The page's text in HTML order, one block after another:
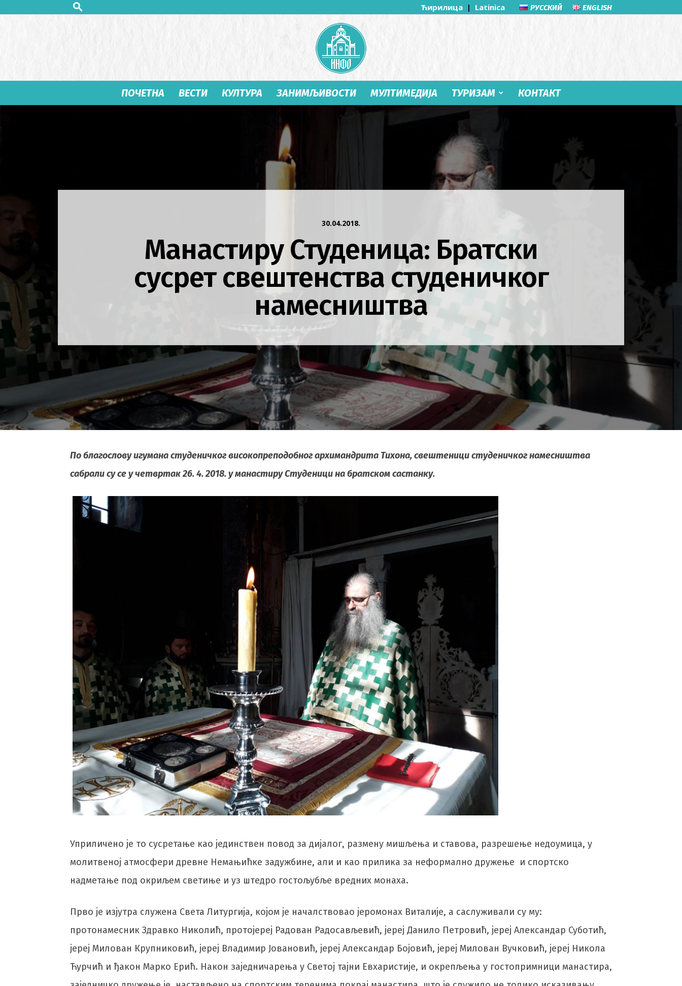
Ћирилица | Latinica РУССКИЙ ENGLISH
Студеница
ПОЧЕТНА ВЕСТИ КУЛТУРА ЗАНИМЉИВОСТИ МУЛТИМЕДИЈА ТУРИЗАМ КОНТАКТ
30.04.2018.
Манастиру Студеница: Братски
сусрет свештенства студеничког
намесништва
По благослову игумана студеничког високопреподобног архимандрита Тихона, свештеници студеничког намесништва
сабрали су се у четвртак 26. 4. 2018. у манастиру Студеници на братском састанку.
Уприличено је то сусретање као јединствен повод за дијалог, размену мишљења и ставова, разрешење недоумица, у
молитвеној атмосфери древне Немањићке задужбине, али и као прилика за неформално дружење и спортско
надметање под окриљем светиње и уз штедро гостољубље вредних монаха.
Прво је изјутра служена Света Литургија, којом је началствовао јеромонах Виталије, а саслуживали су му:
протонамесник Здравко Николић, протојереј Радован Радосављевић, јереј Данило Петровић, јереј Александар Суботић,
јереј Милован Крупниковић, јереј Владимир Јовановић, јереј Александар Бојовић, јереј Милован Вучковић, јереј Никола
Ћурчић и ђакон Марко Ерић. Након заједничарења у Светој тајни Евхаристије, и окрепљења у гостопримници манастира,